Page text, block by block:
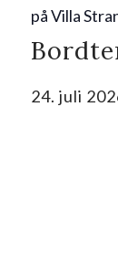
på Villa
24. juli